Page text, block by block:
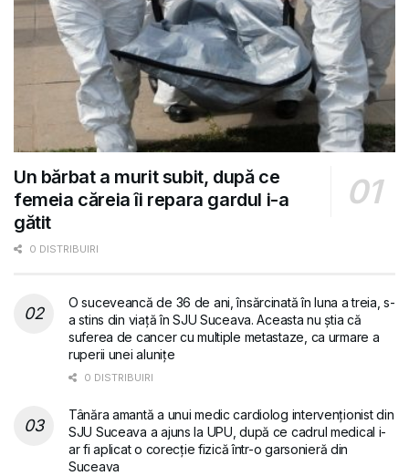
Un bărbat a murit subit, după ce
femeia căreia îi repara gardul i-a
gătit
0 DISTRIBUIRI
O suceveancă de 36 de ani, însărcinată în luna a treia, s-
a stins din viață în SJU Suceava. Aceasta nu știa că
suferea de cancer cu multiple metastaze, ca urmare a
ruperii unei alunițe
0 DISTRIBUIRI
Tânăra amantă a unui medic cardiolog intervenționist din
SJU Suceava a ajuns la UPU, după ce cadrul medical i-
ar fi aplicat o corecție fizică într-o garsonieră din
Suceava